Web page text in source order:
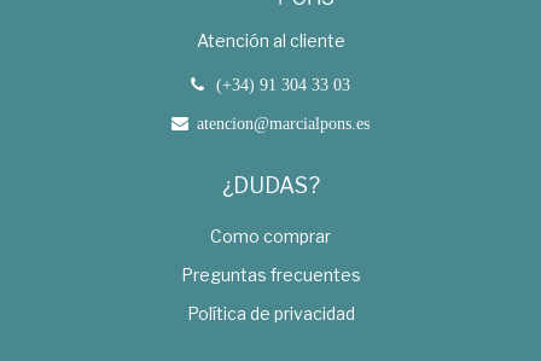
Atención al cliente
(+34) 91 304 33 03
atencion@marcialpons.es
¿DUDAS?
Como comprar
Preguntas frecuentes
Política de privacidad